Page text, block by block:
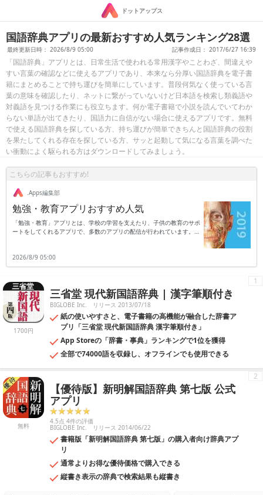
ドットアップス
国語辞典アプリの最新おすすめ人気ランキング28選
最終更新日時： 2026/8/9 05:00 記事作成日： 2017/6/27 16:39
「国語辞典」アプリとは、日常生活で使われる常用漢字やことわざ、間違えや
すい言葉の確認などに使えるアプリであり、本来なら分厚い国語辞典を電子書
籍にまとめることで持ち運びを簡単にしています。普段何気なく使っている言
葉の意味を確認したり、ネットに繋がっていないけど日本語を検索し類義語や
対義語を見つける作業にも役立ちます。何か電子書籍で小説を読んでいてわか
らない単語が出てきたり、国語力に自信がない場合に使えるアプリです。無料
で使える国語辞典を探している方、持ち運びが簡単できちんと国語辞典の役割
を果たしてくれる存在を探している方、サッと起動して気になる言葉を調べた
い衝動によく駆られる方はダウンロードしてみましょう。
こちらの記事もおすすめ!
.Apps編集部
勉強・教育アプリおすすめ人気
「勉強・教育」アプリとは、学校の学習を支えたり、子供の教育のサポ
ートをしてくれるアプリで、多数のアプリの配信が行われています。勉
題を解いて答えをさらに応用したりと、勉強に活用できるのが特徴で
す。普段の学校の勉強だけではなく受験勉強に利用したり、苦手な教科
子供のやる気を育てるアプリなども存在します。目的に合わせてたくさ
んのアプリの中から選べるため、受験勉強に、教育や子育てにと幅広く
活躍してくれるアプリとなっています。
2026/8/9 05:00
1700円
三省堂 現代新国語辞典 | 漢字筆順付き
BIGLOBE Inc. リリース 2013/07/18
紙の使いやすさと、電子書籍の高機能が融合した辞書ア
プリ「三省堂 現代新国語辞典 漢字筆順付き」
App Storeの「辞書・事典」ランキングで1位を獲得
全部で74000語を収録し、オフラインでも使用できる
1
無料
【優待版】新明解国語辞典 第七版 公式
アプリ
4.5点 4件の評価
BIGLOBE Inc. リリース 2014/06/22
書籍版「新明解国語辞典 第七版」の購入者向け辞典アプ
リ
通常よりお得な優待価格で購入できる
縦書き表示の辞典で検索結果も縦書き
2